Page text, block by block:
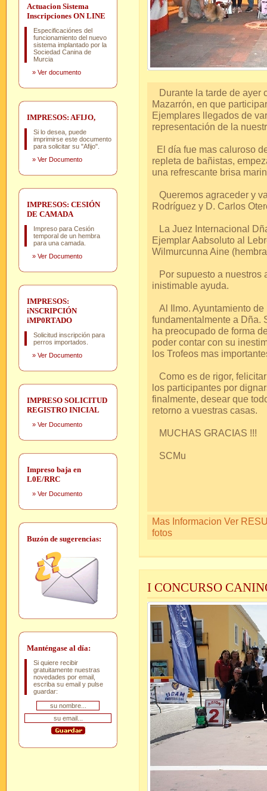
Actuacion Sistema
Inscripciones ON LINE
Especificaciónes del
funcionamiento del nuevo
sistema implantado por la
Sociedad Canina de
Murcia
» Ver documento
IMPRESOS: AFIJO,
Si lo desea, puede
imprimirse este documento
para solicitar su "Afijo".
» Ver Documento
IMPRESOS: CESIÓN
DE CAMADA
Impreso para Cesión
temporal de un hembra
para una camada.
» Ver Documento
IMPRESOS:
iNSCRIPCIÓN
iMP0RTADO
Solicitud inscripción para
perros importados.
» Ver Documento
IMPRESO SOLICITUD
REGISTRO INICIAL
» Ver Documento
Impreso baja en
L0E/RRC
» Ver Documento
Buzón de sugerencias:
Manténgase al día:
Si quiere recibir
gratuitamente nuestras
novedades por email,
escriba su email y pulse
guardar:
Durante la tarde de ayer
Mazarrón, en que
Ejemplares llegados de
representación de la
El día fue mas caluroso
repleta de bañistas,
una refrescante brisa
Queremos agraceder y
Rodríguez y D. Carlos
La Juez Internacional
Ejemplar Aabsoluto al
Wilmurcunna Aine
Por supuesto a nuestros
inistimable ayuda.
Al Ilmo. Ayuntamiento
fundamentalmente a Dña.
ha preocupado de forma
poder contar con su
los Trofeos mas
Como es de rigor,
los participantes por
finalmente, desear que
retorno a vuestras casas.
MUCHAS GRACIAS !!!
SCMu
Mas Informacion Ver
fotos
I CONCURSO